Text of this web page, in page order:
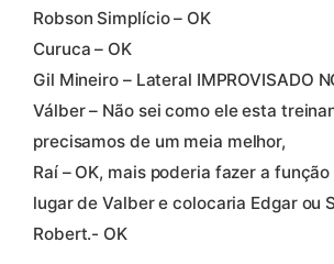
Robson Simplício – OK
Curuca – OK
Gil Mineiro – Lateral IMPROVISADO
Válber – Não sei como ele esta
precisamos de um meia melhor,
Raí – OK, mais poderia fazer a
lugar de Valber e colocaria Edgar ou
Robert.- OK